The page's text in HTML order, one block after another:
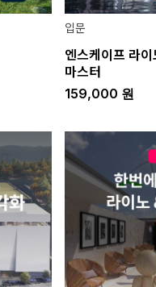
입문
엔스케이프 라
마스터
159,000 원